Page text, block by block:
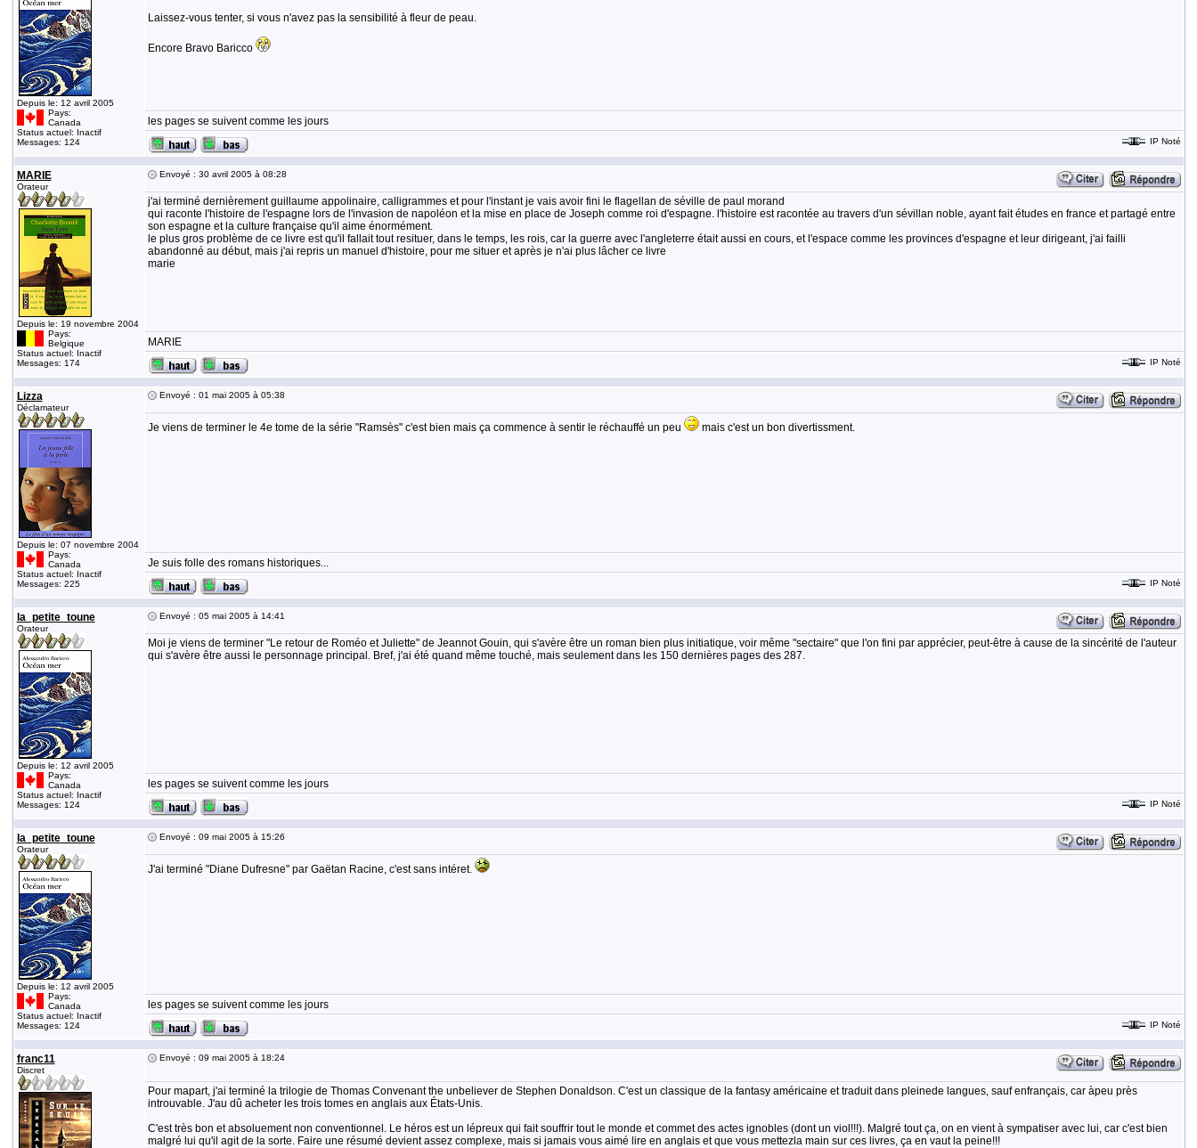
Depuis le: 12 avril 2005
Pays:
Canada
Status actuel: Inactif
Messages: 124
Laissez-vous tenter, si vous n'avez pas la sensibilité à fleur de peau.
Encore Bravo Baricco
les pages se suivent comme les jours
IP Noté
MARIE
Orateur
Depuis le: 19 novembre 2004
Pays:
Belgique
Status actuel: Inactif
Messages: 174
Envoyé : 30 avril 2005 à 08:28
j'ai terminé dernièrement guillaume appolinaire, calligrammes et pour l'instant je vais avoir fini le flagellan de séville de paul morand
qui raconte l'histoire de l'espagne lors de l'invasion de napoléon et la mise en place de Joseph comme roi d'espagne. l'histoire est racontée au travers d'un sévillan noble, ayant fait études en france et partagé entre
son espagne et la culture française qu'il aime énormément.
le plus gros problème de ce livre est qu'il fallait tout resituer, dans le temps, les rois, car la guerre avec l'angleterre était aussi en cours, et l'espace comme les provinces d'espagne et leur dirigeant, j'ai failli
abandonné au début, mais j'ai repris un manuel d'histoire, pour me situer et après je n'ai plus lâcher ce livre
marie
MARIE
IP Noté
Lizza
Déclamateur
Depuis le: 07 novembre 2004
Pays:
Canada
Status actuel: Inactif
Messages: 225
Envoyé : 01 mai 2005 à 05:38
Je viens de terminer le 4e tome de la série "Ramsès" c'est bien mais ça commence à sentir le réchauffé un peu mais c'est un bon divertissment.
Je suis folle des romans historiques...
IP Noté
la_petite_toune
Orateur
Depuis le: 12 avril 2005
Pays:
Canada
Status actuel: Inactif
Messages: 124
Envoyé : 05 mai 2005 à 14:41
Moi je viens de terminer "Le retour de Roméo et Juliette" de Jeannot Gouin, qui s'avère être un roman bien plus initiatique, voir même "sectaire" que l'on fini par apprécier, peut-être à cause de la sincérité de l'auteur
qui s'avère être aussi le personnage principal. Bref, j'ai été quand même touché, mais seulement dans les 150 dernières pages des 287.
les pages se suivent comme les jours
IP Noté
la_petite_toune
Orateur
Depuis le: 12 avril 2005
Pays:
Canada
Status actuel: Inactif
Messages: 124
Envoyé : 09 mai 2005 à 15:26
J'ai terminé "Diane Dufresne" par Gaëtan Racine, c'est sans intéret.
les pages se suivent comme les jours
IP Noté
franc11
Discret
Envoyé : 09 mai 2005 à 18:24
Pour mapart, j'ai terminé la trilogie de Thomas Convenant the unbeliever de Stephen Donaldson. C'est un classique de la fantasy américaine et traduit dans pleinede langues, sauf enfrançais, car àpeu près
introuvable. J'au dû acheter les trois tomes en anglais aux États-Unis.
C'est très bon et absoluement non conventionnel. Le héros est un lépreux qui fait souffrir tout le monde et commet des actes ignobles (dont un viol!!!). Malgré tout ça, on en vient à sympatiser avec lui, car c'est bien
malgré lui qu'il agit de la sorte. Faire une résumé devient assez complexe, mais si jamais vous aimé lire en anglais et que vous mettezla main sur ces livres, ça en vaut la peine!!!